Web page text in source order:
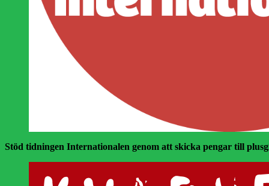
Stöd tidningen Internationalen genom att skicka pengar till